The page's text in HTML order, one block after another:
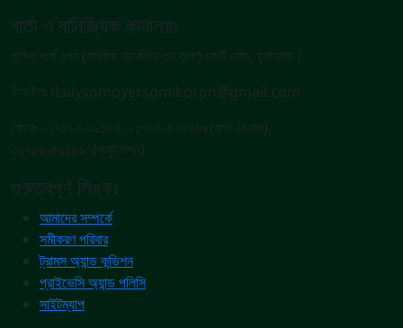
বার্তা ও বানিজ্যিক কার্যালয়ঃ
পুলিশ পার্ক লেন (মসজিদ মার্কেটের ৩য় তলা) কোর্ট রোড, চুয়াডাঙ্গা।
ইমেইলঃ dailysomoyersomikoron@gmail.com
ফোনঃ ০১৭১১-৯০৯১৯৭, ০১৭০৫-৪০১৪৬৪(বার্তা-বিভাগ),
০১৭০৫-৪০১৪৬৭(সার্কুলেশন)
গুরুত্বপূর্ণ লিঙ্কঃ
আমাদের সম্পর্কে
সমীকরণ পরিবার
ট্রামস অ্যান্ড কন্ডিশন
প্রাইভেসি অ্যান্ড পলিসি
সাইটম্যাপ